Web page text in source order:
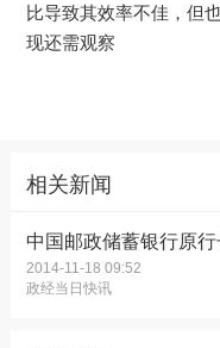
比导致其效率不佳，但
现还需观察
相关新闻
中国邮政储蓄银行原
2014-11-18 09:52
政经当日快讯